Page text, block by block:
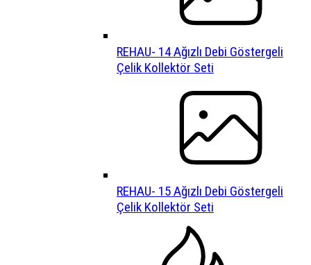
REHAU- 14 Ağızlı Debi Göstergeli
Çelik Kollektör Seti
REHAU- 15 Ağızlı Debi Göstergeli
Çelik Kollektör Seti